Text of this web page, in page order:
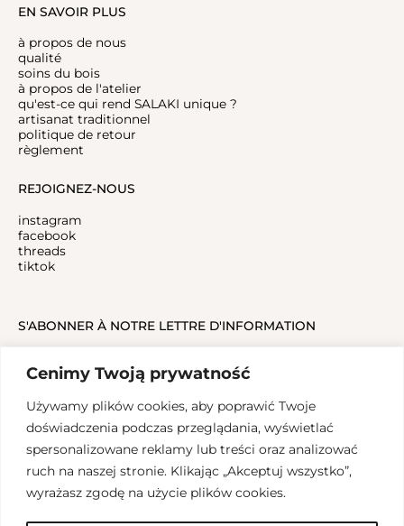
Cenimy Twoją prywatność
Używamy plików cookies, aby poprawić Twoje
doświadczenia podczas przeglądania, wyświetlać
spersonalizowane reklamy lub treści oraz analizować
ruch na naszej stronie. Klikając „Akceptuj wszystko”,
wyrażasz zgodę na użycie plików cookies.
EN SAVOIR PLUS
à propos de nous
qualité
soins du bois
à propos de l'atelier
qu'est-ce qui rend SALAKI unique ?
artisanat traditionnel
politique de retour
règlement
REJOIGNEZ-NOUS
instagram
facebook
threads
tiktok
S'ABONNER À NOTRE LETTRE D'INFORMATION
Copyrights 2024, SALAK Studio